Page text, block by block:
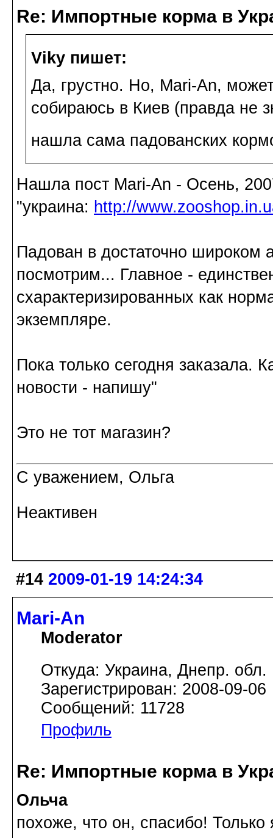
Re: Импортные корма в
Viky пишет:
Да, грустно. Но, Mari-An,
собираюсь в Киев (правда не
нашла сама падованских
Нашла пост Mari-An - Осень,
"украина: http://
Падован в достаточно широком
посмотрим... Главное -
схарактеризированных как
экземпляре.
Пока только сегодня заказала.
новости - напишу"
Это не тот магазин?
С уважением, Ольга
Неактивен
#14 2009-01-19 14:24:34
Mari-An
Moderator
Откуда: Украина, Днепр. обл.
Зарегистрирован: 2008-09-06
Сообщений: 11728
Профиль
Re: Импортные корма в
Ольча
похоже, что он, спасибо!